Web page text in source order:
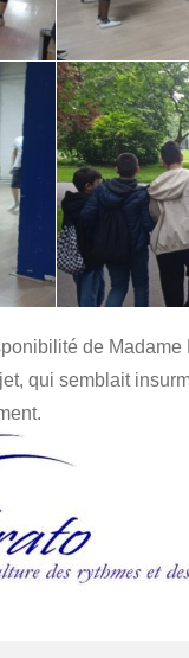
de
qui semblait